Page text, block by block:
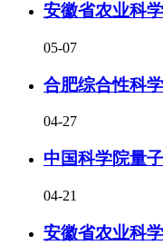
安徽省农业科
05-07
合肥综合性科
04-27
中国科学院量
04-21
安徽省农业科